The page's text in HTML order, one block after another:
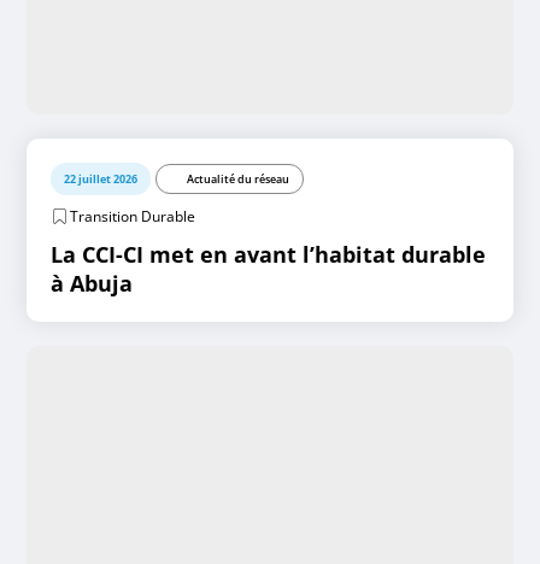
22 juillet 2026 Actualité du réseau
Transition Durable
La CCI-CI met en avant l’habitat durable
à Abuja